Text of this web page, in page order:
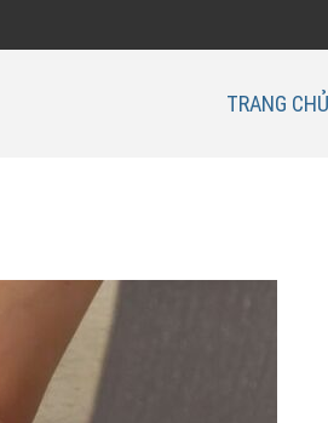
TRANG CHỦ